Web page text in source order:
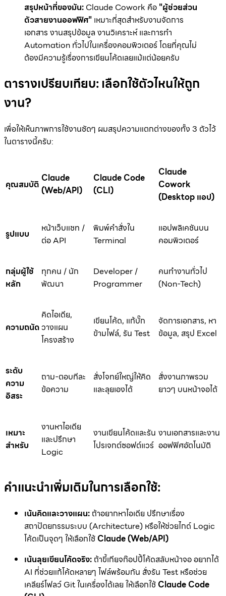
สรุปหน้าที่ของมัน: Claude Cowork คือ "ผู้ช่วยส่วน
ตัวสายงานออฟฟิศ" เหมาะที่สุดสำหรับงานจัดการ
เอกสาร งานสรุปข้อมูล งานวิเคราะห์ และการทำ
Automation ทั่วไปในเครื่องคอมพิวเตอร์ โดยที่คุณไม่
ต้องมีความรู้เรื่องการเขียนโค้ดเลยแม้แต่น้อยครับ
ตารางเปรียบเทียบ: เลือกใช้ตัวไหนให้ถูก
งาน?
เพื่อให้เห็นภาพการใช้งานชัดๆ ผมสรุปความแตกต่างของทั้ง 3 ตัวไว้
ในตารางนี้ครับ:
คุณสมบัติ
Claude
(Web/API)
Claude Code
(CLI)
Claude
Cowork
(Desktop แอป)
รูปแบบ
หน้าเว็บแชท /
ต่อ API
พิมพ์คำสั่งใน
Terminal
แอปพลิเคชันบน
คอมพิวเตอร์
กลุ่มผู้ใช้
หลัก
ทุกคน / นัก
พัฒนา
Developer /
Programmer
คนทำงานทั่วไป
(Non-Tech)
ความถนัด
คิดไอเดีย,
วางแผน
โครงสร้าง
เขียนโค้ด, แก้บั๊ก
ข้ามไฟล์, รัน Test
จัดการเอกสาร, หา
ข้อมูล, สรุป Excel
ระดับ
ความ
อิสระ
ถาม-ตอบทีละ
ข้อความ
สั่งโจทย์ใหญ่ให้คิด
และลุยเองได้
สั่งงานภาพรวม
ยาวๆ บนหน้าจอได้
เหมาะ
สำหรับ
งานหาไอเดีย
และปรึกษา
Logic
งานเขียนโค้ดและรัน
โปรเจกต์ซอฟต์แวร์
งานเอกสารและงาน
ออฟฟิศอัตโนมัติ
คำแนะนำเพิ่มเติมในการเลือกใช้:
เน้นคิดและวางแผน: ถ้าอยากหาไอเดีย ปรึกษาเรื่อง
สถาปัตยกรรมระบบ (Architecture) หรือให้ช่วยไกด์ Logic
โค้ดเป็นจุดๆ ให้เลือกใช้ Claude (Web/API)
เน้นลุยเขียนโค้ดจริง: ถ้าขี้เกียจก๊อปปี้โค้ดสลับหน้าจอ อยากได้
AI ที่ช่วยแก้โค้ดหลายๆ ไฟล์พร้อมกัน สั่งรัน Test หรือช่วย
เคลียร์โฟลว์ Git ในเครื่องได้เลย ให้เลือกใช้ Claude Code